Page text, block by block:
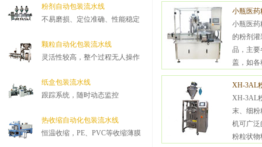
粉剂自动包装流水线
不易磨损、定位准确、性能稳定
颗粒自动化包装流水线
灵活性较高，整个过程无人操作
纸盒包装流水线
跟踪系统，随时动态监控
热收缩自动化包装流水线
恒温收缩，PE、PVC等收缩薄膜
小瓶医药
小瓶医药
的粉剂灌
品，主要
盖，如各
粉、胡椒粉等粉剂..
XH-3AL
XH-3AL
末、细粉
机可广泛
粉粒状物